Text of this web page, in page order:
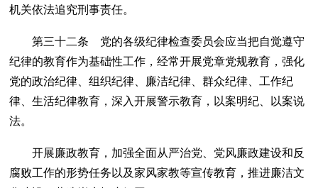
机关依法追究刑事责任。
第三十二条 党的各级纪律检查委员会应当把自觉遵守
纪律的教育作为基础性工作，经常开展党章党规教育，强化
党的政治纪律、组织纪律、廉洁纪律、群众纪律、工作纪
律、生活纪律教育，深入开展警示教育，以案明纪、以案说
法。
开展廉政教育，加强全面从严治党、党风廉政建设和反
腐败工作的形势任务以及家风家教等宣传教育，推进廉洁文